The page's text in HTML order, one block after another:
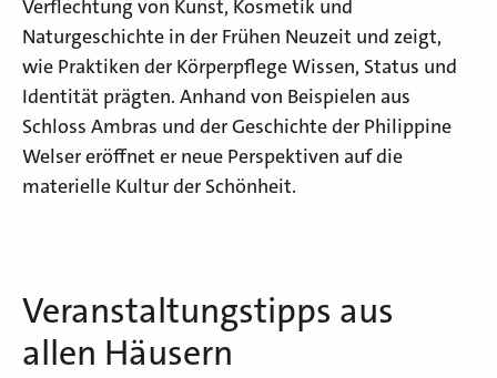
Verflechtung von Kunst, Kosmetik und
Naturgeschichte in der Frühen Neuzeit und zeigt,
wie Praktiken der Körperpflege Wissen, Status und
Identität prägten. Anhand von Beispielen aus
Schloss Ambras und der Geschichte der Philippine
Welser eröffnet er neue Perspektiven auf die
materielle Kultur der Schönheit.
Veranstaltungstipps aus
allen Häusern